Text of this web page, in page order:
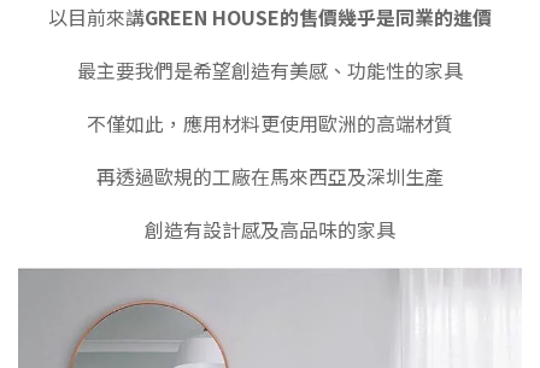
以目前來講GREEN HOUSE的售價幾乎是同業的進價
最主要我們是希望創造有美感、功能性的家具
不僅如此，應用材料更使用歐洲的高端材質
再透過歐規的工廠在馬來西亞及深圳生產
創造有設計感及高品味的家具